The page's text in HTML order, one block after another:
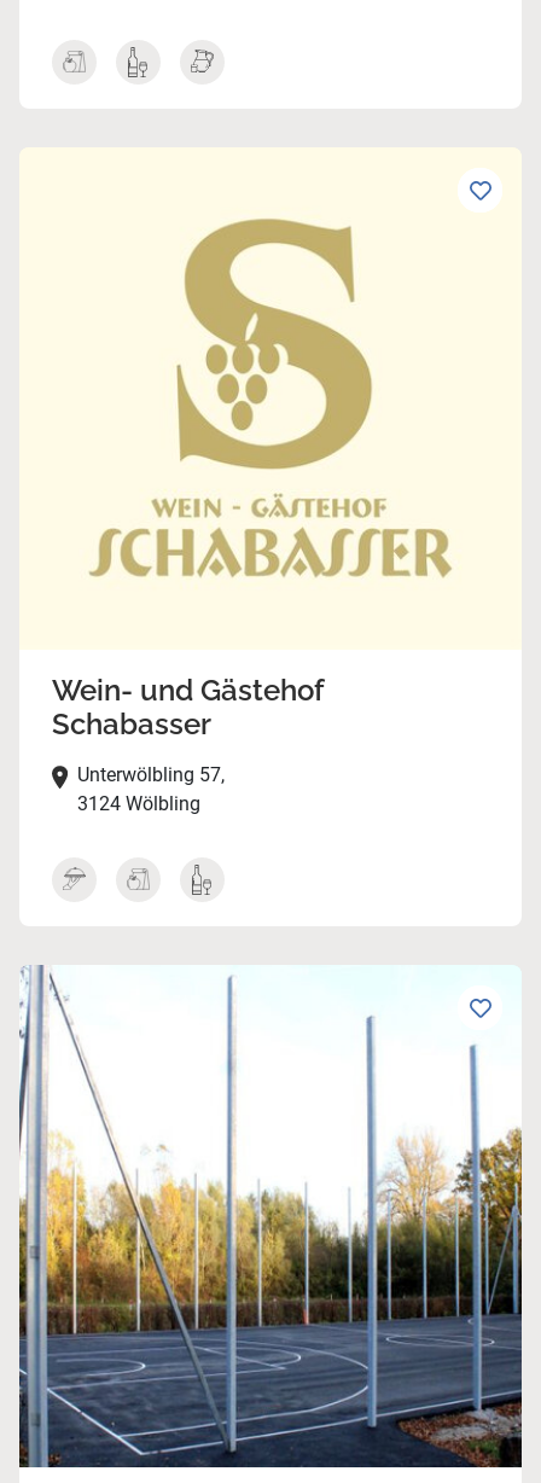
Wein- und Gästehof
Schabasser
Unterwölbling 57,
3124 Wölbling